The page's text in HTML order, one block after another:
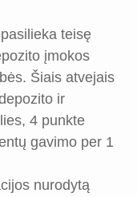
teisę
įmokos
Šiais atvejais
ir
4 punkte
gavimo per 1
nurodytą